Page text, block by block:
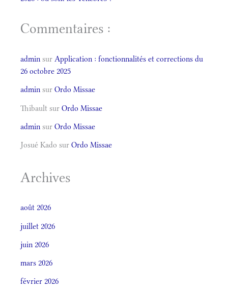
Commentaires :
admin sur Application : fonctionnalités et corrections du
26 octobre 2025
admin sur Ordo Missae
Thibault sur Ordo Missae
admin sur Ordo Missae
Josué Kado sur Ordo Missae
Archives
août 2026
juillet 2026
juin 2026
mars 2026
février 2026